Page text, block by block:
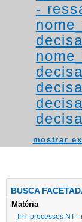
-
mostrar
BUSCA
Matéria
IPI- processos NT -